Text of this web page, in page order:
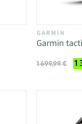
GARMIN
Garmin
1 699,99 € 1